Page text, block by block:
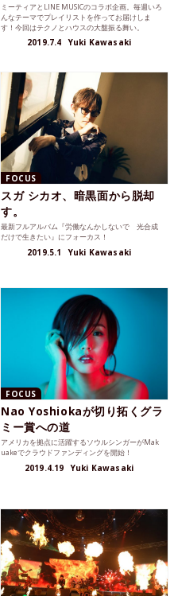
ミーティアとLINE MUSICのコラボ企画。毎週いろ
んなテーマでプレイリストを作ってお届けしま
す！今回はテクノとハウスの大盤振る舞い。
2019.7.4 Yuki Kawasaki
FOCUS
スガ シカオ、暗黒面から脱却
す。
最新フルアルバム『労働なんかしないで 光合成
だけで生きたい』にフォーカス！
2019.5.1 Yuki Kawasaki
FOCUS
Nao Yoshiokaが切り拓くグラ
ミー賞への道
アメリカを拠点に活躍するソウルシンガーがMak
uakeでクラウドファンディングを開始！
2019.4.19 Yuki Kawasaki